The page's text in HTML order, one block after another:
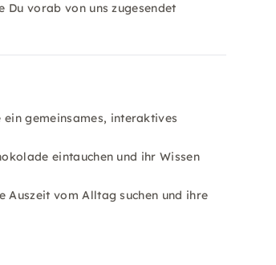
Du vorab von uns zugesendet
gemeinsames, interaktives
eintauchen und ihr Wissen
Auszeit vom Alltag suchen und ihre